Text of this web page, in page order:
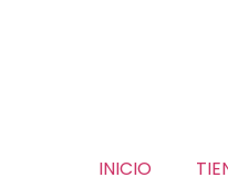
INICIO